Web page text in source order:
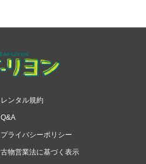
レンタル規約
Q&A
プライバシーポリシー
古物営業法に基づく表示